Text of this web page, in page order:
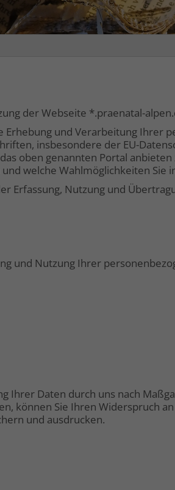
der Webseite *.praenatal-
und Verarbeitung Ihrer
insbesondere der EU-
oben genannten Portal
welche Wahlmöglichkeiten Sie
Erfassung, Nutzung und
und Nutzung Ihrer
Ihrer Daten durch uns nach
können Sie Ihren Widerspruch
und ausdrucken.